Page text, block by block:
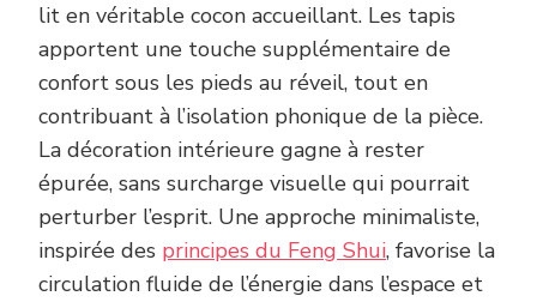
lit en véritable cocon accueillant. Les tapis
apportent une touche supplémentaire de
confort sous les pieds au réveil, tout en
contribuant à l’isolation phonique de la pièce.
La décoration intérieure gagne à rester
épurée, sans surcharge visuelle qui pourrait
perturber l’esprit. Une approche minimaliste,
inspirée des principes du Feng Shui, favorise la
circulation fluide de l’énergie dans l’espace et